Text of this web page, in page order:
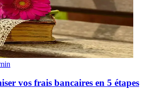
vos frais bancaires en 5 étapes